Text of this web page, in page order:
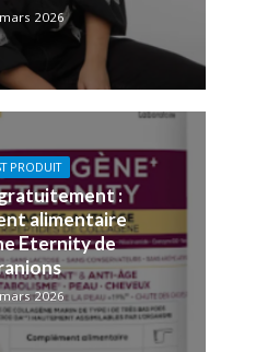
2026
PRODUIT
:
alimentaire
Eternity de
2026